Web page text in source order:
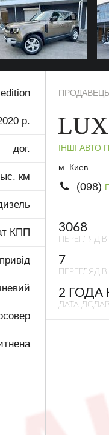
р.
дог.
км
КПП
ПРОДАВЕЦЬ
ІНШІ АВТО
м. Киев
(098)
3068
7
ПЕРЕГЛЯДІВ
2 ГОДА
ДАТА